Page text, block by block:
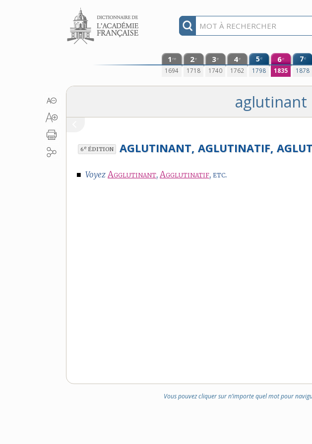
Aller au contenu
1 re
1694
2e
1718
3e
1740
4e
1762
5e
1798
6e
1835
7e
1878
aglutinant
6e ÉDITION AGLUTINANT, AGLUTINATIF,
■ Voyez Agglutinant,Agglutinatif, etc.
Vous pouvez cliquer sur n’importe quel mot pour